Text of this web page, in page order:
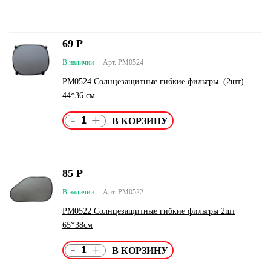
Арт. PM0524
В наличии
PM0524 Солнцезащитные гибкие фильтры (2шт)
44*36 см
69 Р
- +
Арт. PM0522
В наличии
PM0522 Солнцезащитные гибкие фильтры 2шт
65*38см
85 Р
- +